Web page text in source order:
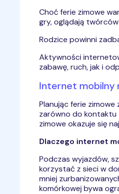
Choć ferie zimowe
gry, oglądają
Rodzice powinni
Aktywności
zabawę, ruch, jak i
Internet mobilny
Planując ferie
zarówno do kontaktu
zimowe okazuje się
Dlaczego internet
Podczas wyjazdów,
korzystać z sieci w
mniej
komórkowej bywa